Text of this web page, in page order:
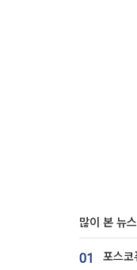
많이 본 뉴스
01